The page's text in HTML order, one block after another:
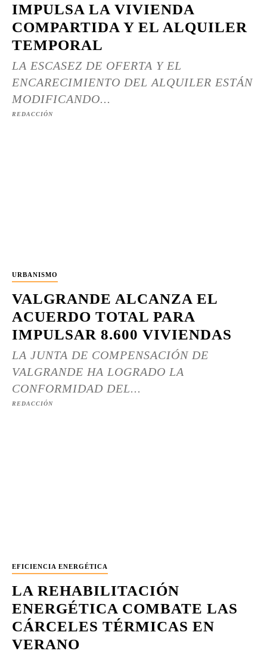
IMPULSA LA VIVIENDA
COMPARTIDA Y EL ALQUILER
TEMPORAL
LA ESCASEZ DE OFERTA Y EL
ENCARECIMIENTO DEL ALQUILER ESTÁN
MODIFICANDO...
REDACCIÓN
URBANISMO
VALGRANDE ALCANZA EL
ACUERDO TOTAL PARA
IMPULSAR 8.600 VIVIENDAS
LA JUNTA DE COMPENSACIÓN DE
VALGRANDE HA LOGRADO LA
CONFORMIDAD DEL...
REDACCIÓN
EFICIENCIA ENERGÉTICA
LA REHABILITACIÓN
ENERGÉTICA COMBATE LAS
CÁRCELES TÉRMICAS EN
VERANO